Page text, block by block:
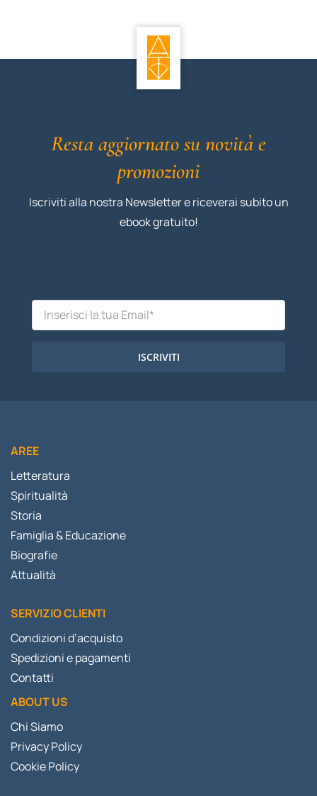
Resta aggiornato su novità e
promozioni
Iscriviti alla nostra Newsletter e riceverai subito un
ebook gratuito!
ISCRIVITI
AREE
Letteratura
Spiritualità
Storia
Famiglia & Educazione
Biografie
Attualità
SERVIZIO CLIENTI
Condizioni d’acquisto
Spedizioni e pagamenti
Contatti
ABOUT US
Chi Siamo
Privacy Policy
Cookie Policy